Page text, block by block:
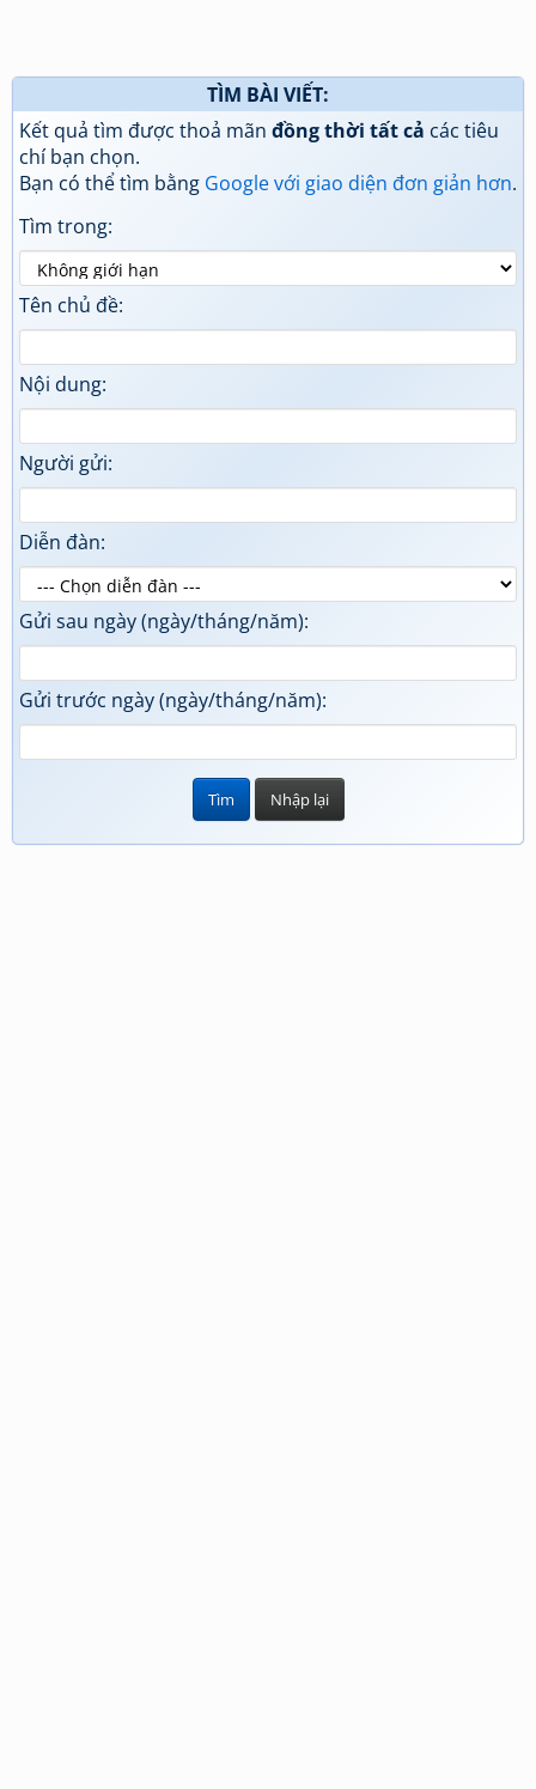
TÌM BÀI VIẾT:
Kết quả tìm được thoả mãn đồng thời tất cả các tiêu
chí bạn chọn.
Bạn có thể tìm bằng Google với giao diện đơn giản hơn.
Tìm trong:
Tên chủ đề:
Nội dung:
Người gửi:
Diễn đàn:
Gửi sau ngày (ngày/tháng/năm):
Gửi trước ngày (ngày/tháng/năm):